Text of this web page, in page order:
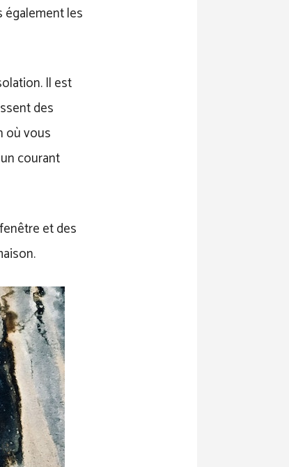
les
Il est
des
où vous
courant
et des